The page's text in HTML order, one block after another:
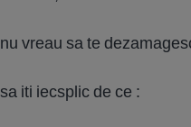
nu vreau sa te
sa iti iecsplic de ce :